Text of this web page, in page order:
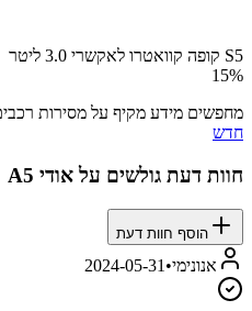
S5 קופה קוואטרו לאקשרי 3.0 ליטר
15%
מחפשים מידע מקיף על מסירות
חדש
חוות דעת גולשים על אודי A5
הוסף חוות דעת
אנונימי•
2024-05-31